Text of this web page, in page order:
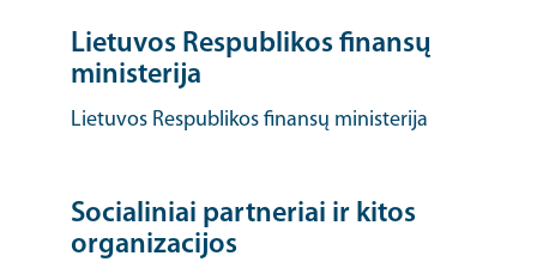
Lietuvos Respublikos finansų
ministerija
Lietuvos Respublikos finansų ministerija
Socialiniai partneriai ir kitos
organizacijos